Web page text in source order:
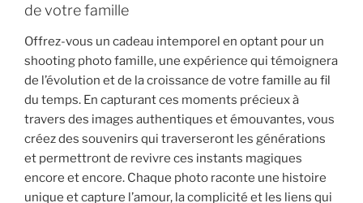
de votre famille
Offrez-vous un cadeau intemporel en optant pour un
shooting photo famille, une expérience qui témoignera
de l’évolution et de la croissance de votre famille au fil
du temps. En capturant ces moments précieux à
travers des images authentiques et émouvantes, vous
créez des souvenirs qui traverseront les générations
et permettront de revivre ces instants magiques
encore et encore. Chaque photo raconte une histoire
unique et capture l’amour, la complicité et les liens qui